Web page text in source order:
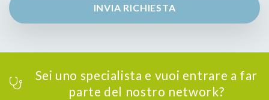
INVIA RICHIESTA
Sei uno specialista e vuoi entrare a far
parte del nostro network?